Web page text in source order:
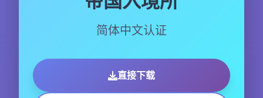
简体中文认证
直接下载